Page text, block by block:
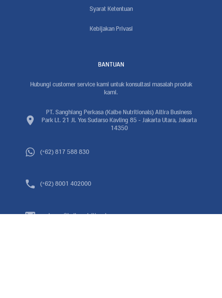
Syarat Ketentuan
Kebijakan Privasi
BANTUAN
Hubungi customer service kami untuk konsultasi masalah produk
kami.
PT. Sanghiang Perkasa (Kalbe Nutritionals) Altira Business
Park Lt. 21 Jl. Yos Sudarso Kavling 85 - Jakarta Utara, Jakarta
14350
(+62) 817 588 830
(+62) 8001 402000
customer@kalbenutritionals.com